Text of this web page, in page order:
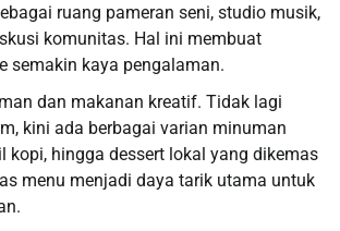
ruang pameran seni, studio musik,
komunitas. Hal ini membuat
semakin kaya pengalaman.
dan makanan kreatif. Tidak lagi
kini ada berbagai varian minuman
kopi, hingga dessert lokal yang dikemas
menu menjadi daya tarik utama untuk